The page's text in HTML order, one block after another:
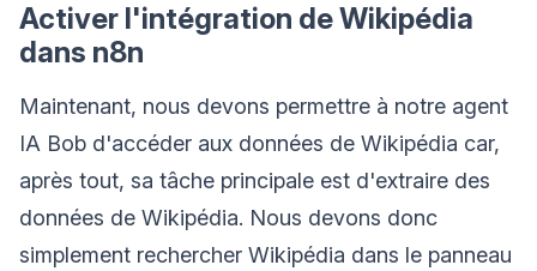
Activer l'intégration de Wikipédia
dans n8n
Maintenant, nous devons permettre à notre agent
IA Bob d'accéder aux données de Wikipédia car,
après tout, sa tâche principale est d'extraire des
données de Wikipédia. Nous devons donc
simplement rechercher Wikipédia dans le panneau